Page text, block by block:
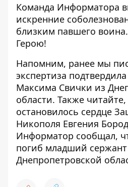
Команда Информатора
искренние
близким павшего
Герою!
Напомним, ранее мы
экспертиза
Максима Свички из
области. Также читайте,
остановилось сердце
Никополя Евгения
Информатор сообщал,
погиб младший
Днепропетровской